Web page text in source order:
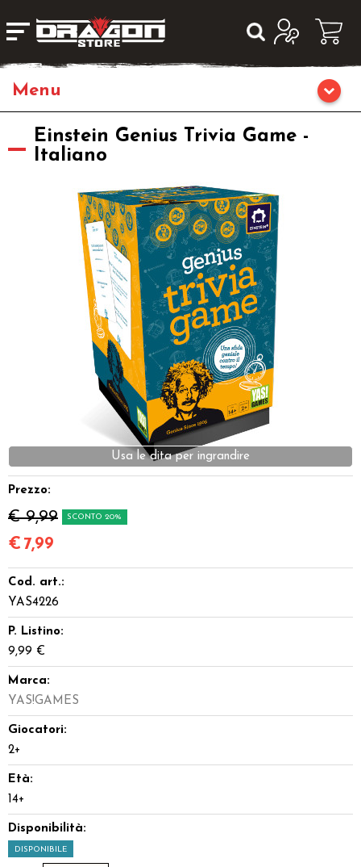
Home
Giochi di Carte Collezionabili
Giocattoli e Gadget
Einstein Genius Trivia Game -
Italiano
Usa le dita per ingrandire
Prezzo:
€ 9,99 SCONTO 20%
€ 7,99
Cod. art.:
YAS4226
P. Listino:
9,99 €
Marca:
YAS!GAMES
Giocatori:
2+
Età:
14+
Disponibilità:
DISPONIBILE